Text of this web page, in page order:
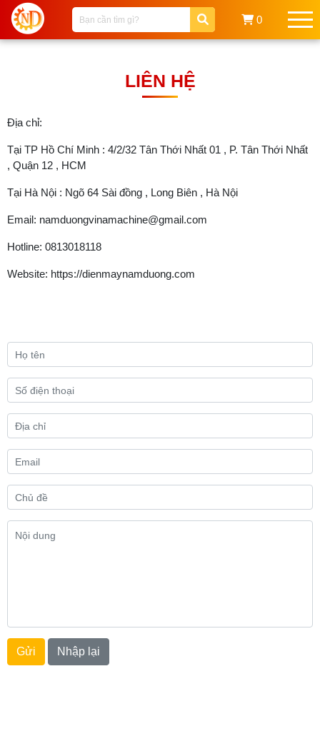
0
LIÊN HỆ
Địa chỉ:
Tại TP Hồ Chí Minh : 4/2/32 Tân Thới Nhất 01 , P. Tân Thới Nhất
, Quận 12 , HCM
Tại Hà Nội : Ngõ 64 Sài đồng , Long Biên , Hà Nội
Email: namduongvinamachine@gmail.com
Hotline: 0813018118
Website: https://dienmaynamduong.com